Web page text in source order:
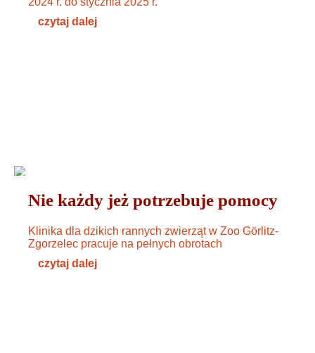
czytaj dalej
Nie każdy jeż potrzebuje pomocy
Klinika dla dzikich rannych zwierząt w Zoo Görlitz-
Zgorzelec pracuje na pełnych obrotach
czytaj dalej